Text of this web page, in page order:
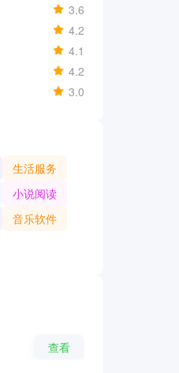
3.6
4.2
4.1
4.2
3.0
生活服务
小说阅读
音乐软件
查看